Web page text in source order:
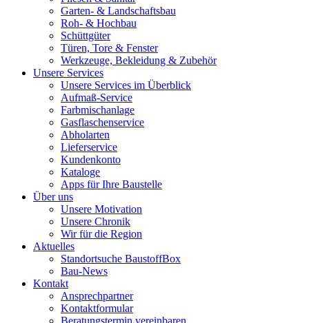
Garten- & Landschaftsbau
Roh- & Hochbau
Schüttgüter
Türen, Tore & Fenster
Werkzeuge, Bekleidung & Zubehör
Unsere Services
Unsere Services im Überblick
Aufmaß-Service
Farbmischanlage
Gasflaschenservice
Abholarten
Lieferservice
Kundenkonto
Kataloge
Apps für Ihre Baustelle
Über uns
Unsere Motivation
Unsere Chronik
Wir für die Region
Aktuelles
Standortsuche BaustoffBox
Bau-News
Kontakt
Ansprechpartner
Kontaktformular
Beratungstermin vereinbaren